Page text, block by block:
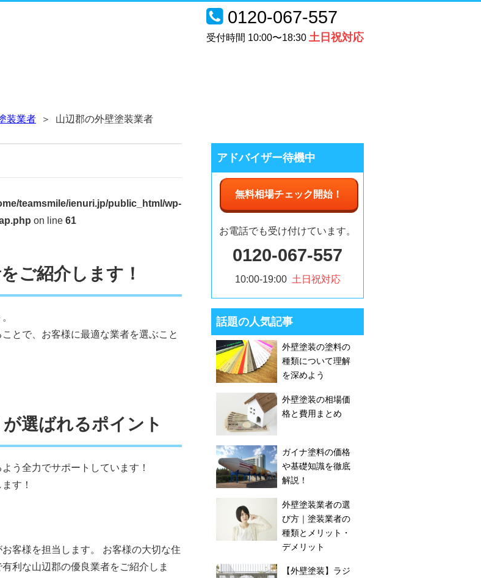
0120-067-557
受付時間 10:00〜18:30 土日祝対応
装業者 山辺郡の外壁塗装業者
teamsmile/ienuri.jp/public_html/wp-
on line 61
ご紹介します！
とで、お客様に最適な業者を選ぶこと
選ばれるポイント
う全力でサポートしています！
す！
客様を担当します。 お客様の大切な住
利な山辺郡の優良業者をご紹介しま
アドバイザー待機中
無料相場チェック 開始！
お電話でも受け付けています。
0120-067-557
10:00-19:00 土日祝対応
話題の人気記事
外壁塗装の塗料の
種類について理解
を深めよう
外壁塗装の相場価
格と費用まとめ
ガイナ塗料の価格
や基礎知識を徹底
解説！
外壁塗装業者の選
び方｜塗装業者の
種類とメリット・
デメリット
【外壁塗装】ラジ